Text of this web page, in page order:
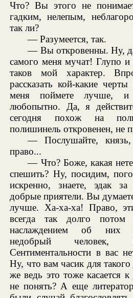
Что? Вы этого не
гадким, нелепым,
так ли?
— Разумеется, так.
— Вы откровенны. Ну,
самого меня мучат! Глупо
таков мой характер.
рассказать кой-какие
меня поймете лучше, и
любопытно. Да, я
сегодня похож на
полишинель откровенен, не
— Послушайте,
право...
— Что? Боже, какая
спешить? Ну, посидим,
искренно, знаете, эдак
добрые приятели. Вы
лучше. Ха-ха-ха! Право,
всегда так долго
наслаждением об них
недобрый человек,
Сентиментальности в вас
Ну, что вам часик для
же ведь это тоже касается
не понять? А еще